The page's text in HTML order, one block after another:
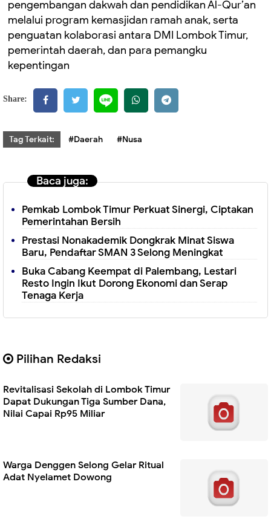
pengembangan dakwah dan pendidikan Al-Qur’an
melalui program kemasjidan ramah anak, serta
penguatan kolaborasi antara DMI Lombok Timur,
pemerintah daerah, dan para pemangku
kepentingan
Share:
Tag Terkait: #Daerah #Nusa
Baca juga:
Pemkab Lombok Timur Perkuat Sinergi, Ciptakan
Pemerintahan Bersih
Prestasi Nonakademik Dongkrak Minat Siswa
Baru, Pendaftar SMAN 3 Selong Meningkat
Buka Cabang Keempat di Palembang, Lestari
Resto Ingin Ikut Dorong Ekonomi dan Serap
Tenaga Kerja
Pilihan Redaksi
Revitalisasi Sekolah di Lombok Timur
Dapat Dukungan Tiga Sumber Dana,
Nilai Capai Rp95 Miliar
Warga Denggen Selong Gelar Ritual
Adat Nyelamet Dowong